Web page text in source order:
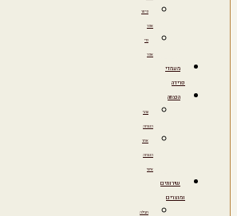
פיזור
אפר
כדי
אפר
מעמדי
פרידה
הנצחה
ערבי
הנצחה
אתר
הנצחה
אישי
שירותים
ומוצרים
חבילה